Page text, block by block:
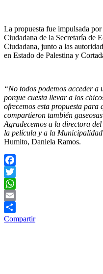
La propuesta fue impulsada
Ciudadana de la Secretaría de
Ciudadana, junto a las
en Estado de Palestina y
“No todos podemos acceder a
porque cuesta llevar a los
ofrecemos esta propuesta para
compartieron también
Agradecemos a la directora
la película y a la
Humito, Daniela Ramos.
Facebook
Twitter
WhatsApp
Email
Compartir